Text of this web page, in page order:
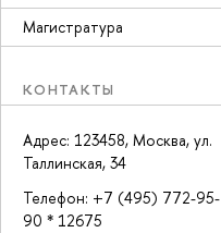
Магистратура
КОНТАКТЫ
Адрес: 123458, Москва, ул.
Таллинская, 34
Телефон: +7 (495) 772-95-
90 * 12675